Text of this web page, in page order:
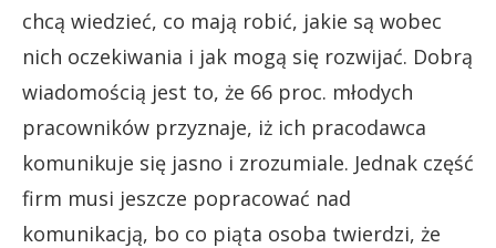
chcą wiedzieć, co mają robić, jakie są wobec
nich oczekiwania i jak mogą się rozwijać. Dobrą
wiadomością jest to, że 66 proc. młodych
pracowników przyznaje, iż ich pracodawca
komunikuje się jasno i zrozumiale. Jednak część
firm musi jeszcze popracować nad
komunikacją, bo co piąta osoba twierdzi, że